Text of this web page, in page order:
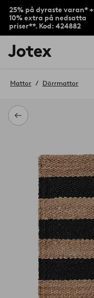
25% på dyraste varan* +
10% extra på nedsatta
priser**. Kod: 424882
Jotex
logotyp
till
Tillbaka
Mattor Dörrmattor